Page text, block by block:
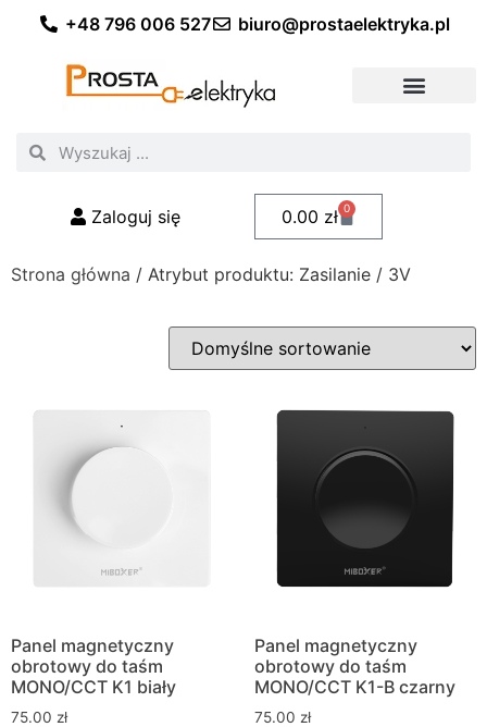
+48 796 006 527 biuro@prostaelektryka.pl
Zaloguj się 0.00 zł 0
Strona główna / Atrybut produktu: Zasilanie / 3V
Panel magnetyczny
obrotowy do taśm
MONO/CCT K1 biały
75.00 zł
Panel magnetyczny
obrotowy do taśm
MONO/CCT K1-B czarny
75.00 zł